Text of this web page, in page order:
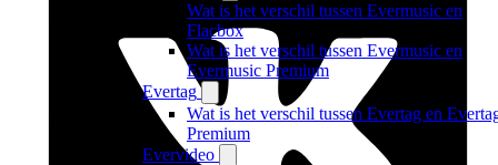
Wat is het verschil tussen Evermusic en
Flacbox
Wat is het verschil tussen Evermusic en
Evermusic Premium
Evertag
Wat is het verschil tussen Evertag en
Premium
Evervideo